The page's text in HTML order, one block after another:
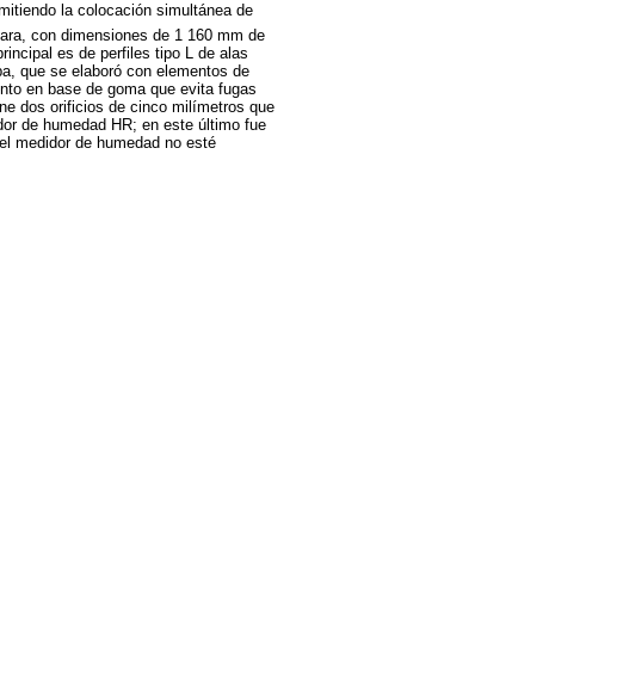
la colocación simultánea de
con dimensiones de 1 160 mm de
es de perfiles tipo L de alas
que se elaboró con elementos de
en base de goma que evita fugas
dos orificios de cinco milímetros que
de humedad HR; en este último fue
medidor de humedad no esté